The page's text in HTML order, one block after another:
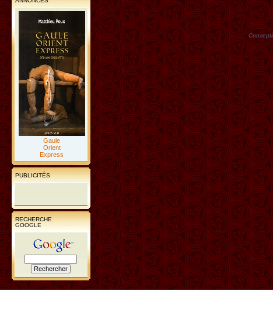
Gaule
Orient
Express
PUBLICITÉS
RECHERCHE
GOOGLE